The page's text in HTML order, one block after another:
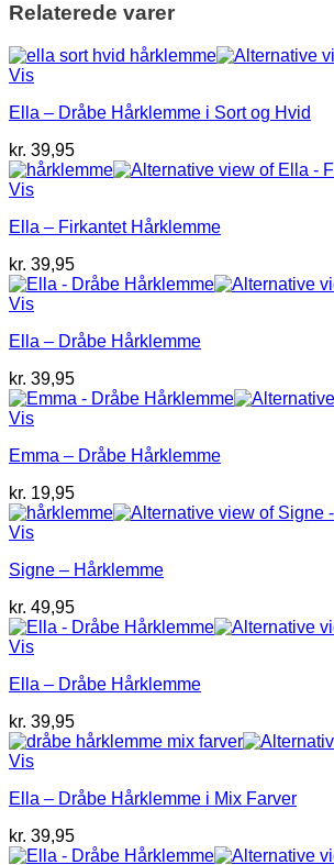
Relaterede varer
Vis
Ella – Dråbe Hårklemme i Sort og Hvid
kr. 39,95
Vis
Ella – Firkantet Hårklemme
kr. 39,95
Vis
Ella – Dråbe Hårklemme
kr. 39,95
Vis
Emma – Dråbe Hårklemme
kr. 19,95
Vis
Signe – Hårklemme
kr. 49,95
Vis
Ella – Dråbe Hårklemme
kr. 39,95
Vis
Ella – Dråbe Hårklemme i Mix Farver
kr. 39,95